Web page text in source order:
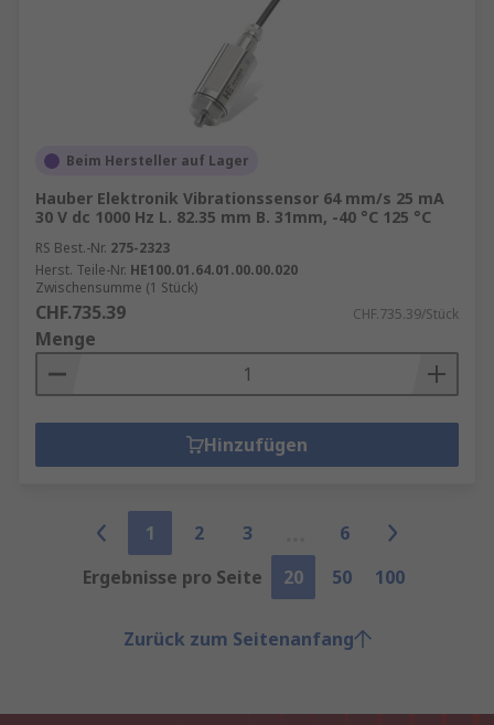
Beim Hersteller auf Lager
Hauber Elektronik Vibrationssensor 64 mm/s 25 mA
30 V dc 1000 Hz L. 82.35 mm B. 31mm, -40 °C 125 °C
RS Best.-Nr. 275-2323
Herst. Teile-Nr. HE100.01.64.01.00.00.020
Zwischensumme (1 Stück)
CHF.735.39 CHF.735.39/Stück
Menge
Hinzufügen
1 2 3
6
Ergebnisse pro Seite
20 50 100
Zurück zum Seitenanfang